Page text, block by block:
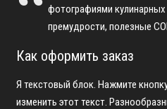
фотографиями
премудрости, полезные
Как оформить заказ
Я текстовый блок. Нажмите
изменить этот текст.